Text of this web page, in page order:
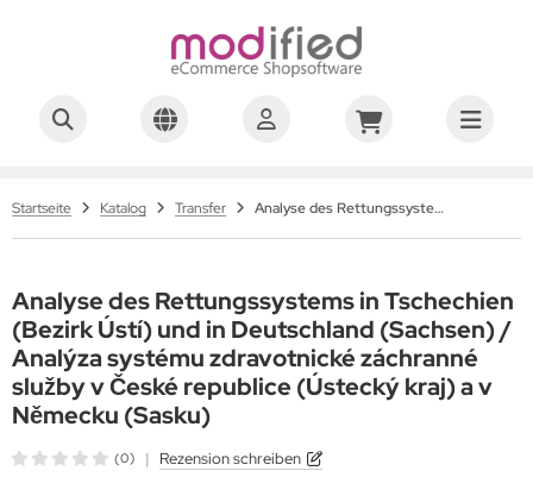
Startseite Katalog Transfer Analyse des Rettungssystems in Tschechien (Bezirk Ústí) und in Deutschland (Sachsen) / Analýza systému zdravotnické záchranné služby v České republice (Ústecký kraj) a v Německu (Sasku)
Analyse des Rettungssystems in Tschechien
(Bezirk Ústí) und in Deutschland (Sachsen) /
Analýza systému zdravotnické záchranné
služby v České republice (Ústecký kraj) a v
Německu (Sasku)
(0) | Rezension schreiben